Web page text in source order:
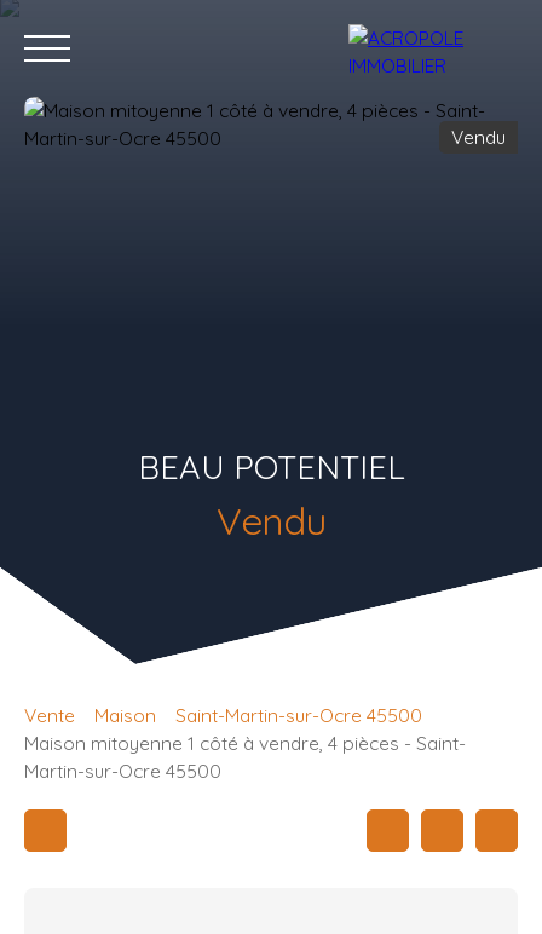
Vendu
BEAU POTENTIEL
Vendu
Vente Maison
Saint-Martin-sur-Ocre 45500
Maison mitoyenne 1 côté à vendre, 4 pièces - Saint-
Martin-sur-Ocre 45500